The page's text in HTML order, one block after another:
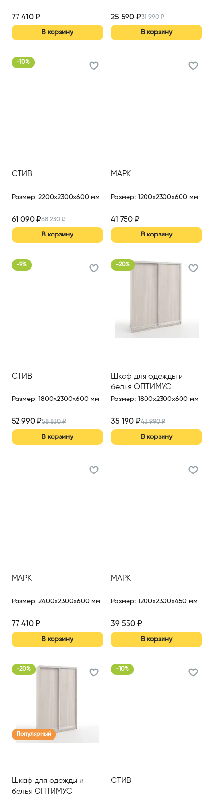
77 410 ₽
В корзину
25 590₽31 990₽
В корзину
-10%
СТИВ
Размер: 2200x2300x600 мм
61 090 ₽68 230₽
В корзину
МАРК
Размер: 1200x2300x600 мм
41 750₽
В корзину
-9%
СТИВ
Размер: 1800x2300x600 мм
52 990 ₽58 830₽
В корзину
-20%
Шкаф для одежды и
белья ОПТИМУС
Размер: 1800x2300x600 мм
35 190₽43 990₽
В корзину
МАРК
Размер: 2400x2300x600 мм
77 410 ₽
В корзину
МАРК
Размер: 1200x2300x450 мм
39 550₽
В корзину
-20%
Популярный
Шкаф для одежды и
белья ОПТИМУС
-10%
СТИВ